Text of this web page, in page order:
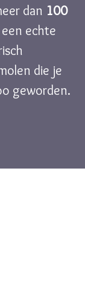
dan 100
echte
die je
geworden.